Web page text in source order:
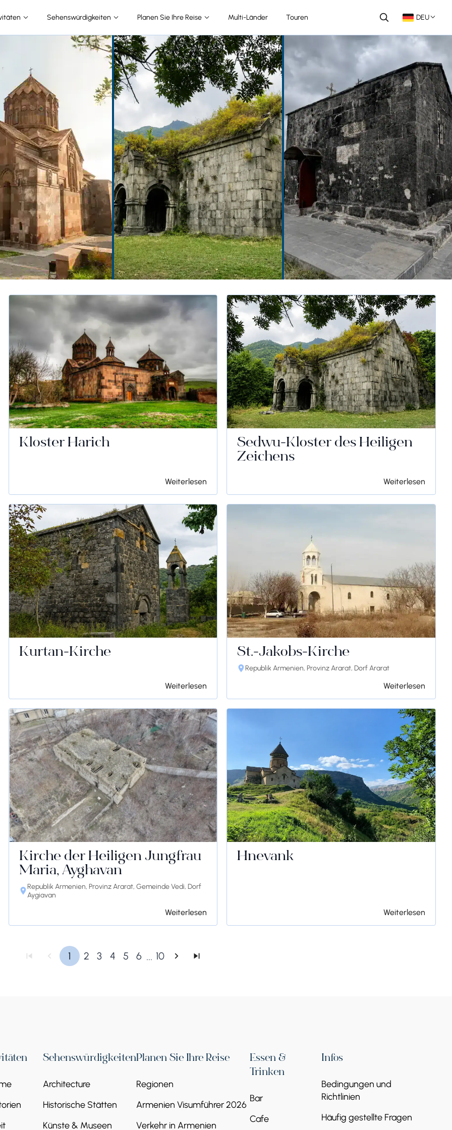
Sehenswürdigkeiten Planen Sie Ihre Reise Multi-Länder Touren DEU
Kloster Harich
Weiterlesen
Sedwu-Kloster des Heiligen
Zeichens
Weiterlesen
Kurtan-Kirche
Weiterlesen
St.-Jakobs-Kirche
Republik Armenien, Provinz Ararat, Dorf Ararat
Weiterlesen
Kirche der Heiligen Jungfrau
Maria, Ayghavan
Republik Armenien, Provinz Ararat, Gemeinde Vedi, Dorf
Aygiavan
Weiterlesen
Hnevank
Weiterlesen
1 2 3 4 5 6 ... 10
Sehenswürdigkeiten
Architecture
Historische Stätten
Künste & Museen
Planen Sie Ihre Reise
Regionen
Armenien Visumführer 2026
Verkehr in Armenien
Essen &
Trinken
Bar
Cafe
Infos
Bedingungen und
Richtlinien
Häufig gestellte Fragen